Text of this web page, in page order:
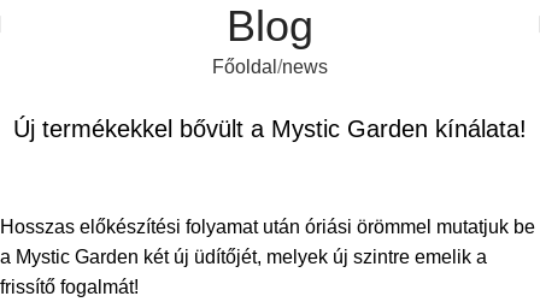
Blog
Főoldal news
Új termékekkel bővült a Mystic Garden kínálata!
Hosszas előkészítési folyamat után óriási örömmel mutatjuk be
a Mystic Garden két új üdítőjét, melyek új szintre emelik a
frissítő fogalmát!